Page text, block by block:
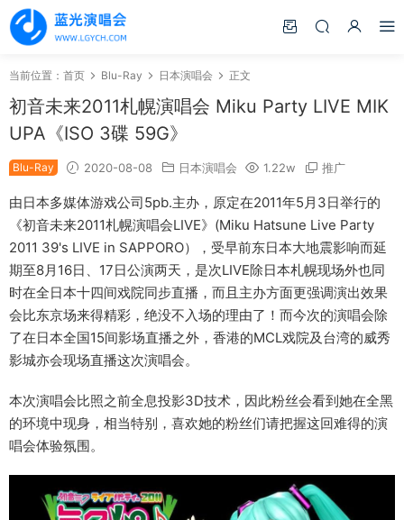
当前位置： 首页 Blu-Ray 日本演唱会 正文
初音未来2011札幌演唱会 Miku Party LIVE MIK
UPA《ISO 3碟 59G》
Blu-Ray 2020-08-08 日本演唱会 1.22w 推广
由日本多媒体游戏公司5pb.主办，原定在2011年5月3日举行的
《初音未来2011札幌演唱会LIVE》(Miku Hatsune Live Party
2011 39's LIVE in SAPPORO），受早前东日本大地震影响而延
期至8月16日、17日公演两天，是次LIVE除日本札幌现场外也同
时在全日本十四间戏院同步直播，而且主办方面更强调演出效果
会比东京场来得精彩，绝没不入场的理由了！而今次的演唱会除
了在日本全国15间影场直播之外，香港的MCL戏院及台湾的威秀
影城亦会现场直播这次演唱会。
本次演唱会比照之前全息投影3D技术，因此粉丝会看到她在全黑
的环境中现身，相当特别，喜欢她的粉丝们请把握这回难得的演
唱会体验氛围。